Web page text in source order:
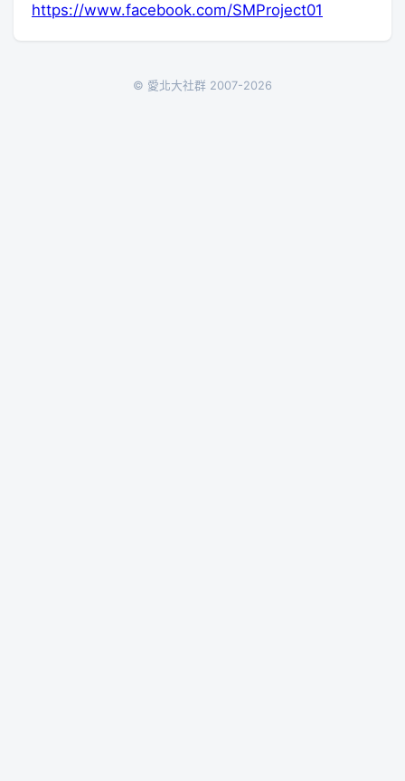
https://www.facebook.com/SMProject01
© 愛北大社群 2007-2026